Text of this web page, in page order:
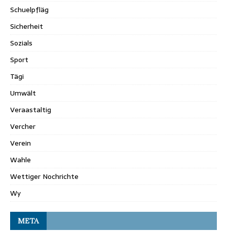
Schuelpfläg
Sicherheit
Sozials
Sport
Tägi
Umwält
Veraastaltig
Vercher
Verein
Wahle
Wettiger Nochrichte
Wy
META